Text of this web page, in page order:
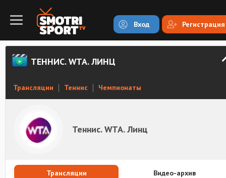
Вход Регистрация
ТЕННИС. WTA. ЛИНЦ
Трансляции Теннис Чемпионаты
Теннис. WTA. Линц
Трансляции Видео-архив